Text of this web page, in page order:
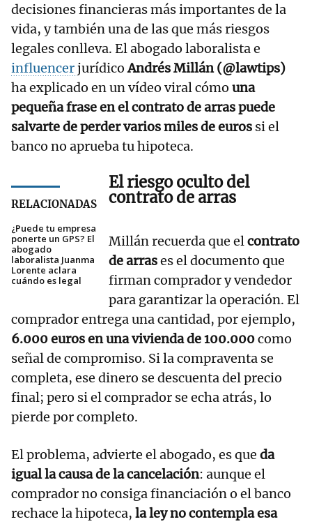
decisiones financieras más importantes de la
vida, y también una de las que más riesgos
legales conlleva. El abogado laboralista e
influencerjurídicoAndrés Millán (@lawtips)
ha explicado en un vídeo viral cómo una
pequeña frase en el contrato de arras puede
salvarte de perder varios miles de euros si el
banco no aprueba tu hipoteca.
RELACIONADAS
¿Puede tu empresa
ponerte un GPS? El
abogado
laboralista Juanma
Lorente aclara
cuándo es legal
El riesgo oculto del
contrato de arras
Millán recuerda que elcontrato
de arrases el documento que
firman comprador y vendedor
para garantizar la operación. El
comprador entrega una cantidad, por ejemplo,
6.000 euros en una vivienda de 100.000como
señal de compromiso. Si la compraventa se
completa, ese dinero se descuenta del precio
final; pero si el comprador se echa atrás, lo
pierde por completo.
El problema, advierte el abogado, es que da
igual la causa de la cancelación: aunque el
comprador no consiga financiación o el banco
rechace la hipoteca, la ley no contempla esa